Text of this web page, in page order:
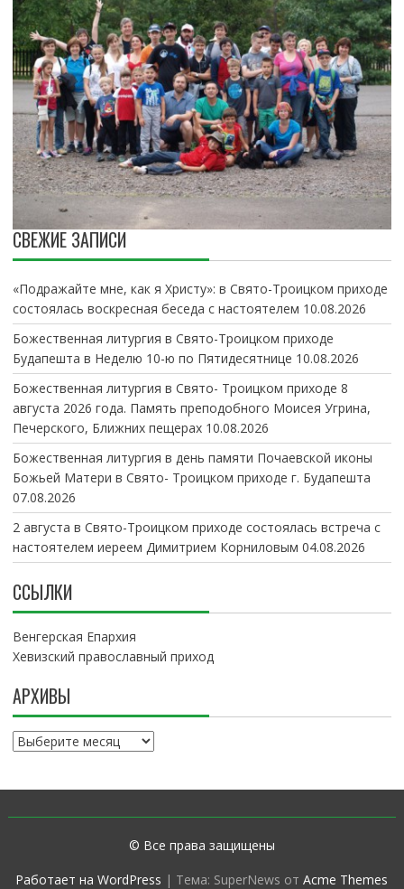
СВЕЖИЕ ЗАПИСИ
«Подражайте мне, как я Христу»: в Свято-Троицком приходе
состоялась воскресная беседа с настоятелем 10.08.2026
Божественная литургия в Свято-Троицком приходе
Будапешта в Неделю 10-ю по Пятидесятнице 10.08.2026
Божественная литургия в Свято- Троицком приходе 8
августа 2026 года. Память преподобного Моисея Угрина,
Печерского, Ближних пещерах 10.08.2026
Божественная литургия в день памяти Почаевской иконы
Божьей Матери в Свято- Троицком приходе г. Будапешта
07.08.2026
2 августа в Свято-Троицком приходе состоялась встреча с
настоятелем иереем Димитрием Корниловым 04.08.2026
ССЫЛКИ
Венгерская Епархия
Хевизский православный приход
АРХИВЫ
А
в
© Все права защищены
Работает на WordPress | Тема: SuperNews отAcme Themes